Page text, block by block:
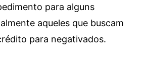
para alguns
aqueles que buscam
para negativados.